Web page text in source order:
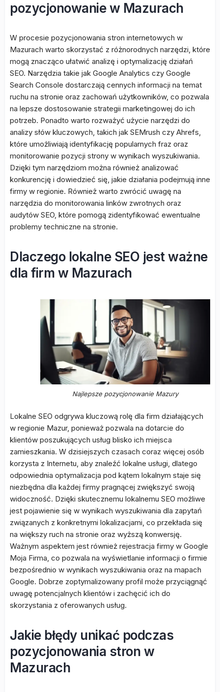
pozycjonowanie w Mazurach
W procesie pozycjonowania stron internetowych w
Mazurach warto skorzystać z różnorodnych narzędzi, które
mogą znacząco ułatwić analizę i optymalizację działań
SEO. Narzędzia takie jak Google Analytics czy Google
Search Console dostarczają cennych informacji na temat
ruchu na stronie oraz zachowań użytkowników, co pozwala
na lepsze dostosowanie strategii marketingowej do ich
potrzeb. Ponadto warto rozważyć użycie narzędzi do
analizy słów kluczowych, takich jak SEMrush czy Ahrefs,
które umożliwiają identyfikację popularnych fraz oraz
monitorowanie pozycji strony w wynikach wyszukiwania.
Dzięki tym narzędziom można również analizować
konkurencję i dowiedzieć się, jakie działania podejmują inne
firmy w regionie. Również warto zwrócić uwagę na
narzędzia do monitorowania linków zwrotnych oraz
audytów SEO, które pomogą zidentyfikować ewentualne
problemy techniczne na stronie.
Dlaczego lokalne SEO jest ważne
dla firm w Mazurach
Najlepsze pozycjonowanie Mazury
Lokalne SEO odgrywa kluczową rolę dla firm działających
w regionie Mazur, ponieważ pozwala na dotarcie do
klientów poszukujących usług blisko ich miejsca
zamieszkania. W dzisiejszych czasach coraz więcej osób
korzysta z Internetu, aby znaleźć lokalne usługi, dlatego
odpowiednia optymalizacja pod kątem lokalnym staje się
niezbędna dla każdej firmy pragnącej zwiększyć swoją
widoczność. Dzięki skutecznemu lokalnemu SEO możliwe
jest pojawienie się w wynikach wyszukiwania dla zapytań
związanych z konkretnymi lokalizacjami, co przekłada się
na większy ruch na stronie oraz wyższą konwersję.
Ważnym aspektem jest również rejestracja firmy w Google
Moja Firma, co pozwala na wyświetlanie informacji o firmie
bezpośrednio w wynikach wyszukiwania oraz na mapach
Google. Dobrze zoptymalizowany profil może przyciągnąć
uwagę potencjalnych klientów i zachęcić ich do
skorzystania z oferowanych usług.
Jakie błędy unikać podczas
pozycjonowania stron w
Mazurach